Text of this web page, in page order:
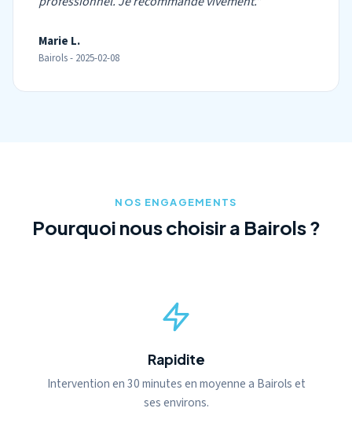
Marie L.
Bairols - 2025-02-08
NOS ENGAGEMENTS
Pourquoi nous choisir a Bairols ?
Rapidite
Intervention en 30 minutes en moyenne a Bairols et
ses environs.